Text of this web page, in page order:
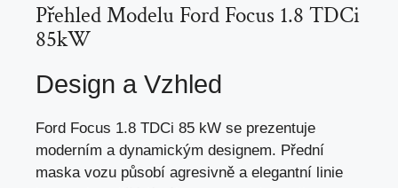
Přehled Modelu Ford Focus 1.8 TDCi
85kW
Design a Vzhled
Ford Focus 1.8 TDCi 85 kW se prezentuje
moderním a dynamickým designem. Přední
maska vozu působí agresivně a elegantní linie